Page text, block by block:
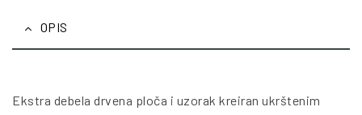
OPIS
Ekstra debela drvena ploča i uzorak kreiran ukrštenim